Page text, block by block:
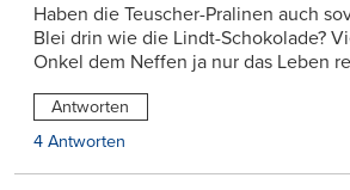
Haben die Teuscher-Pralinen auch
Blei drin wie die Lindt-Schokolade?
Onkel dem Neffen ja nur das Leben
Antworten
4 Antworten